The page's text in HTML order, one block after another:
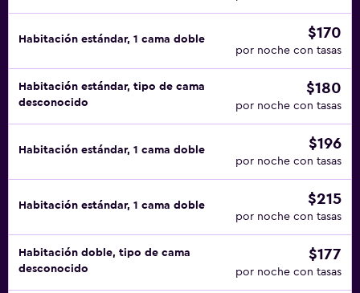
Habitación estándar, 1 cama doble $170
por noche con tasas
Habitación estándar, tipo de cama
desconocido
$180
por noche con tasas
Habitación estándar, 1 cama doble $196
por noche con tasas
Habitación estándar, 1 cama doble $215
por noche con tasas
Habitación doble, tipo de cama
desconocido
$177
por noche con tasas